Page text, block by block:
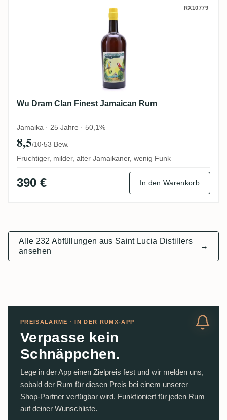
Wu Dram Clan Finest Jamaican Rum
RX10779
Wu Dram Clan Finest Jamaican Rum
Jamaika · 25 Jahre · 50,1%
8,5/10·53 Bew.
Fruchtiger, milder, alter Jamaikaner, wenig Funk
390 € In den Warenkorb
Alle 232 Abfüllungen aus Saint Lucia Distillers
ansehen
→
PREISALARME · IN DER RUMX-APP
Verpasse kein
Schnäppchen.
Lege in der App einen Zielpreis fest und wir melden uns,
sobald der Rum für diesen Preis bei einem unserer
Shop-Partner verfügbar wird. Funktioniert für jeden Rum
auf deiner Wunschliste.